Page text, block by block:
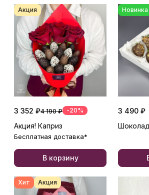
Акция
3 352 ₽4 190 ₽ -20%
Акция! Каприз
Бесплатная доставка*
В корзину
Новинка
3 490 ₽
Хит Акция